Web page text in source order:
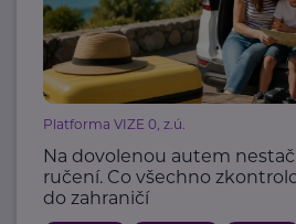
Platforma VIZE 0, z.ú.
Na dovolenou autem
ručení. Co všechno
do zahraničí